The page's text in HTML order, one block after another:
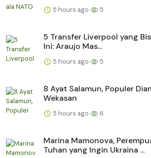
5 hours ago 5
5 Transfer Liverpool yang
Ini: Araujo Mas...
5 hours ago 5
8 Ayat Salamun, Populer
Wekasan
5 hours ago 6
Marina Mamonova,
Tuhan yang Ingin Ukraina ...